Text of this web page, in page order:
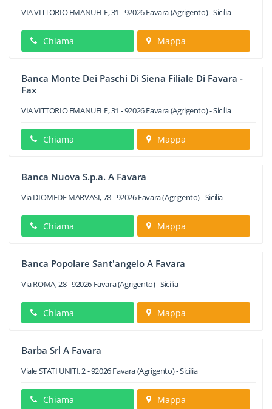
VIA VITTORIO EMANUELE, 31 -92026Favara(Agrigento) -Sicilia
Chiama Mappa
Banca Monte Dei Paschi Di Siena Filiale Di Favara -
Fax
VIA VITTORIO EMANUELE, 31 -92026Favara(Agrigento) -Sicilia
Chiama Mappa
Banca Nuova S.p.a. A Favara
Via DIOMEDE MARVASI, 78-92026Favara(Agrigento) -Sicilia
Chiama Mappa
Banca Popolare Sant'angelo A Favara
Via ROMA, 28-92026 Favara(Agrigento) -Sicilia
Chiama Mappa
Barba Srl A Favara
Viale STATI UNITI, 2-92026Favara(Agrigento) -Sicilia
Chiama Mappa